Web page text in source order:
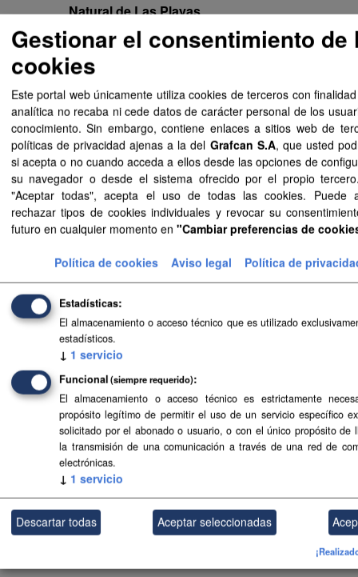
Natural de Las Playas
Documentación de Aprobación Definitiva de Normas de
Conservación de Monumento...
Aprobación Definitiva de Normas
de Conservación de Monumento
Natural de Las Playas
Enlace a la consulta de Aprobación Definitiva de Normas
de Conservación de...
Aprobación Definitiva de Normas
de Conservación de Monumento
Natural de Las Playas
Sistematización FIP de Aprobación Definitiva de Normas de
Aprobación Definitiva del Plan
Especial de Paisaje Protegido de
Ventejís
Sistematización SIPU de Aprobación Definitiva del Plan
Especial de Paisaje...
Aprobación Definitiva del Plan
Especial de Paisaje Protegido de
Ventejís
Documentación de Aprobación Definitiva del Plan Especial
de Paisaje Protegido...
Aprobación Definitiva del Plan
Especial de Paisaje Protegido de
Ventejís
Enlace a la consulta de Aprobación Definitiva del Plan
Gestionar el consentimiento de
cookies
Este portal web únicamente utiliza cookies de terceros con
analítica no recaba ni cede datos de carácter personal de los
conocimiento. Sin embargo, contiene enlaces a sitios web de
políticas de privacidad ajenas a la del Grafcan S.A, que usted
si acepta o no cuando acceda a ellos desde las opciones de
su navegador o desde el sistema ofrecido por el propio
"Aceptar todas", acepta el uso de todas las cookies. Puede
rechazar tipos de cookies individuales y revocar su
futuro en cualquier momento en "Cambiar preferencias de
Política de cookies Aviso legal Política de
Estadísticas
El almacenamiento o acceso técnico que es utilizado
estadísticos.
↓ 1 servicio
Funcional (siempre requerido)
El almacenamiento o acceso técnico es estrictamente
propósito legítimo de permitir el uso de un servicio específico
solicitado por el abonado o usuario, o con el único propósito de
la transmisión de una comunicación a través de una red de
electrónicas.
↓ 1 servicio
Descartar todas Aceptar seleccionadas